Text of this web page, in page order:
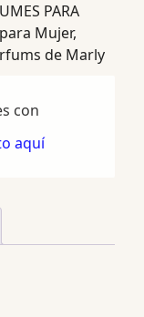
PARA
Mujer,
de Marly
con
aquí